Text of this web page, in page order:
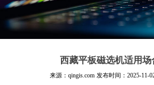
西藏平板磁选机适用场
来源：qingis.com 发布时间： 2025-11-